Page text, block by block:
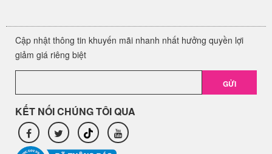
Cập nhật thông tin khuyến mãi nhanh nhất hưởng quyền lợi
giảm giá riêng biệt
GỬI
KẾT NỐI CHÚNG TÔI QUA